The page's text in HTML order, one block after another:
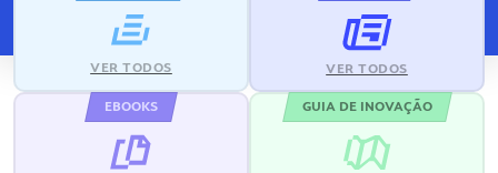
VER TODOS VER TODOS
EBOOKS GUIA DE INOVAÇÃO